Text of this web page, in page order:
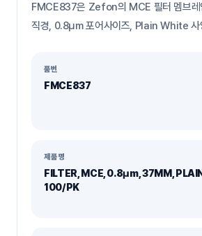
FMCE837은 Zefon의 MCE 필터 멤브레
직경, 0.8µm 포어사이즈, Plain White 사
품번
FMCE837
제품명
FILTER, MCE, 0.8µm, 37MM,
100/PK